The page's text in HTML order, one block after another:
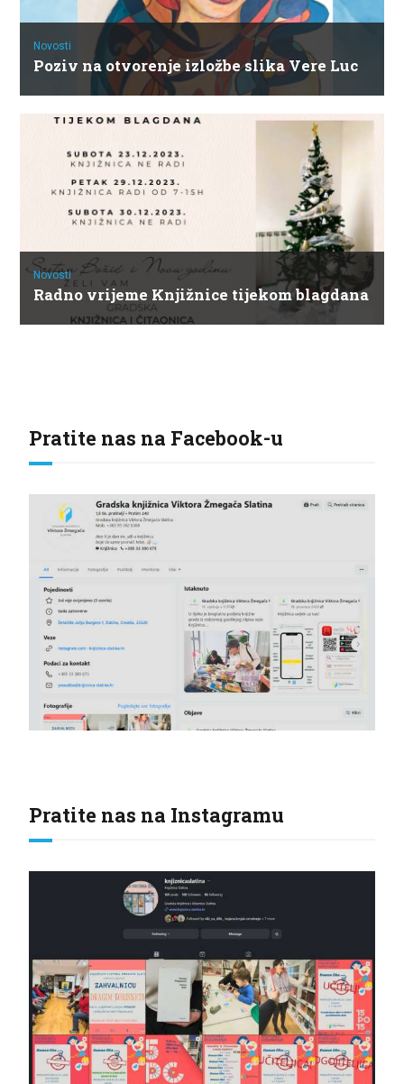
Novosti
Poziv na otvorenje izložbe slika Vere Luc
Novosti
Radno vrijeme Knjižnice tijekom blagdana
Pratite nas na Facebook-u
Pratite nas na Instagramu